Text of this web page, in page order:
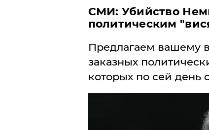
СМИ: Убийство
политическим
Предлагаем вашему
заказных
которых по сей день